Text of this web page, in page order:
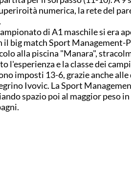
numerica, la rete del
di A1 maschile si era
il big match Sport Management-
alla piscina "Manara",
l'esperienza e la classe dei
imposti 13-6, grazie anche
Ivovic. La Sport
spazio poi al maggior peso